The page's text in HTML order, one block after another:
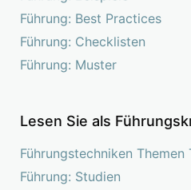
Führung: Best Practices
Führung: Checklisten
Führung: Muster
Lesen Sie als
Führungstechniken
Führung: Studien